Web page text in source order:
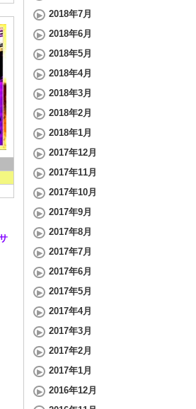
2018年7月
2018年6月
2018年5月
2018年4月
2018年3月
2018年2月
2018年1月
2017年12月
2017年11月
2017年10月
2017年9月
2017年8月
2017年7月
2017年6月
2017年5月
2017年4月
2017年3月
2017年2月
2017年1月
2016年12月